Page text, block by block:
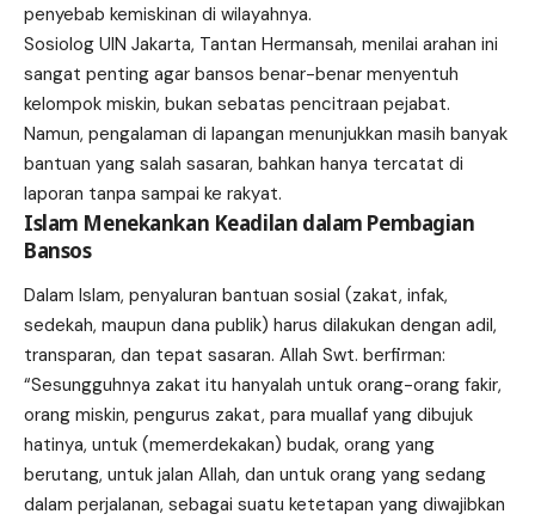
penyebab kemiskinan di wilayahnya.
Sosiolog UIN Jakarta, Tantan Hermansah, menilai arahan ini
sangat penting agar bansos benar-benar menyentuh
kelompok miskin, bukan sebatas pencitraan pejabat.
Namun, pengalaman di lapangan menunjukkan masih banyak
bantuan yang salah sasaran, bahkan hanya tercatat di
laporan tanpa sampai ke rakyat.
Islam Menekankan Keadilan dalam Pembagian
Bansos
Dalam Islam, penyaluran bantuan sosial (zakat, infak,
sedekah, maupun dana publik) harus dilakukan dengan adil,
transparan, dan tepat sasaran. Allah Swt. berfirman:
“Sesungguhnya zakat itu hanyalah untuk orang-orang fakir,
orang miskin, pengurus zakat, para muallaf yang dibujuk
hatinya, untuk (memerdekakan) budak, orang yang
berutang, untuk jalan Allah, dan untuk orang yang sedang
dalam perjalanan, sebagai suatu ketetapan yang diwajibkan